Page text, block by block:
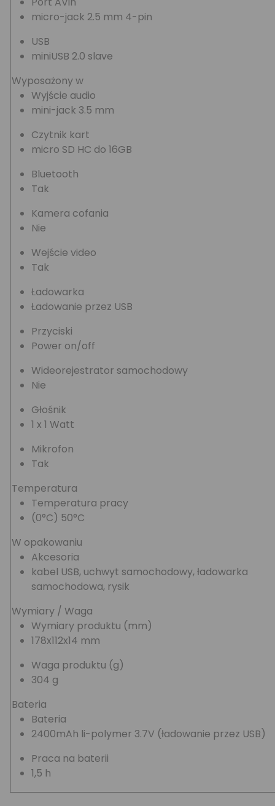
micro-jack 2.5 mm 4-pin
USB
miniUSB 2.0 slave
Wyposażony w
Wyjście audio
mini-jack 3.5 mm
Czytnik kart
micro SD HC do 16GB
Bluetooth
Tak
Kamera cofania
Nie
Wejście video
Tak
Ładowarka
Ładowanie przez USB
Przyciski
Power on/off
Wideorejestrator samochodowy
Nie
Głośnik
1 x 1 Watt
Mikrofon
Tak
Temperatura
Temperatura pracy
(0°C) 50°C
W opakowaniu
Akcesoria
kabel USB, uchwyt samochodowy, ładowarka
samochodowa, rysik
Wymiary / Waga
Wymiary produktu (mm)
178x112x14 mm
Waga produktu (g)
304 g
Bateria
Bateria
2400mAh li-polymer 3.7V (ładowanie przez USB)
Praca na baterii
1,5 h